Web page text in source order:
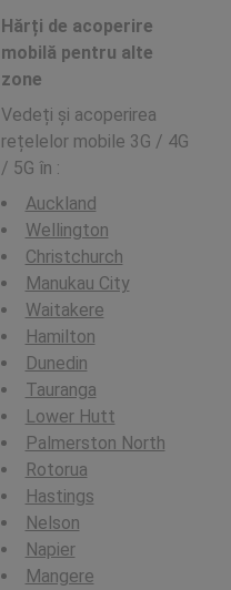
Hărți de acoperire
mobilă pentru alte
zone
Vedeți și acoperirea
rețelelor mobile 3G / 4G
/ 5G în :
Auckland
Wellington
Christchurch
Manukau City
Waitakere
Hamilton
Dunedin
Tauranga
Lower Hutt
Palmerston North
Rotorua
Hastings
Nelson
Napier
Mangere